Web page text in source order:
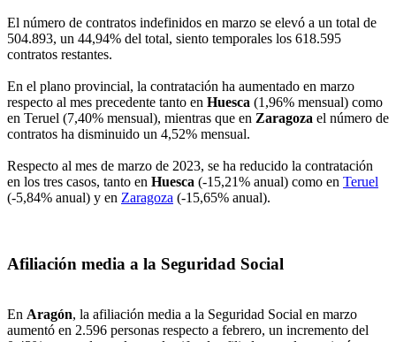
El número de contratos indefinidos en marzo se elevó a un total de
504.893, un 44,94% del total, siento temporales los 618.595
contratos restantes.
En el plano provincial, la contratación ha aumentado en marzo
respecto al mes precedente tanto en Huesca (1,96% mensual) como
en Teruel (7,40% mensual), mientras que en Zaragoza el número de
contratos ha disminuido un 4,52% mensual.
Respecto al mes de marzo de 2023, se ha reducido la contratación
en los tres casos, tanto en Huesca (-15,21% anual) como en Teruel
(-5,84% anual) y en Zaragoza (-15,65% anual).
Afiliación media a la Seguridad Social
En Aragón, la afiliación media a la Seguridad Social en marzo
aumentó en 2.596 personas respecto a febrero, un incremento del